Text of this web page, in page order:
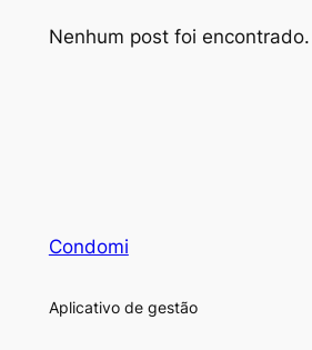
Nenhum post foi encontrado.
Condomi
Aplicativo de gestão